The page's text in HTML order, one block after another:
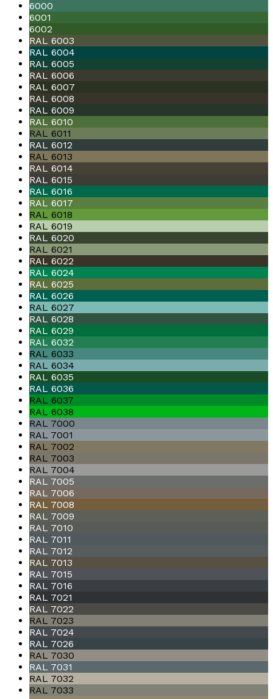
6000
6001
6002
RAL 6003
RAL 6004
RAL 6005
RAL 6006
RAL 6007
RAL 6008
RAL 6009
RAL 6010
RAL 6011
RAL 6012
RAL 6013
RAL 6014
RAL 6015
RAL 6016
RAL 6017
RAL 6018
RAL 6019
RAL 6020
RAL 6021
RAL 6022
RAL 6024
RAL 6025
RAL 6026
RAL 6027
RAL 6028
RAL 6029
RAL 6032
RAL 6033
RAL 6034
RAL 6035
RAL 6036
RAL 6037
RAL 6038
RAL 7000
RAL 7001
RAL 7002
RAL 7003
RAL 7004
RAL 7005
RAL 7006
RAL 7008
RAL 7009
RAL 7010
RAL 7011
RAL 7012
RAL 7013
RAL 7015
RAL 7016
RAL 7021
RAL 7022
RAL 7023
RAL 7024
RAL 7026
RAL 7030
RAL 7031
RAL 7032
RAL 7033